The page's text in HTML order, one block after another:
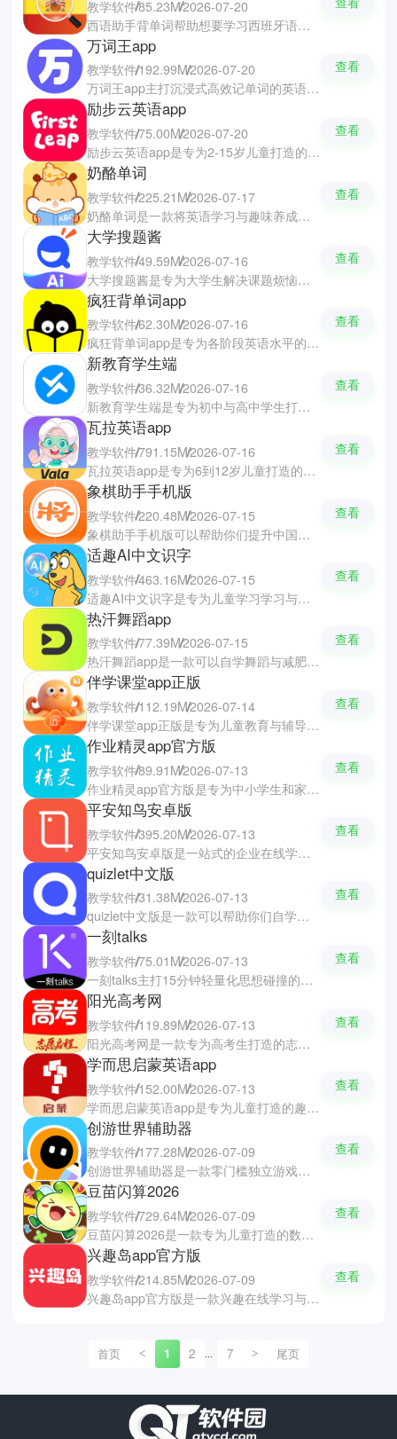
教学软件85.23M2026-07-20
西语助手背单词帮助想要学习西班牙语的朋友推荐的查词与辅助学习软件，让你们轻松的氛围中学会西班牙语。软件拥有海量的量词库、原声例句及图片解析，并支持完整的动词变位查询与反查功能。你们还可以通过拍照的方式来获取词句的翻译，并支持多端云同步功能，让你们切换手机也可以继续学习的进度，帮助你们突破西语学习的瓶颈。
万词王app
教学软件192.99M2026-07-20
万词王app主打沉浸式高效记单词的英语学习软件，覆盖从小学到四六级、考研、托福及雅思等全学段词库。软件首创好莱坞演员的真人视频领读与拆音节的标准发音，配合正版各大词典与智能AI跟读纠音，让你们提升听说读写的能力。软件还有原创的变级阅读与情景口语练习，帮助你们在真实语境中学习英语。
查看
励步云英语app
教学软件75.00M2026-07-20
励步云英语app是专为2-15岁儿童打造的英语学习与家校互动软件，让老师与家长可以随时掌握孩子的学习进展。软件拥有AI互动课堂、课后智能复习与美国经典分级的读本，结合动画特效与语音识别的方式，全面激发孩子对英语的学习兴趣。软件还提供可视化的学习成长轨迹，实现了老师与家长对于孩子情况的无缝沟通。
查看
奶酪单词
教学软件225.21M2026-07-17
奶酪单词是一款将英语学习与趣味养成完美融合的英语背单词软件，通过词根词缀和拆分释义帮你深度记忆单词。为了能获得奶酪来喂养可爱的仓鼠，每天需要完成当天的学习任务来获得金币购买奶酪与家具。软件涵盖了从小学到雅思托福的海量权威词库，并采用了科学的记忆法规划复习，让你们轻松养宠中悄悄提升英语水平。
查看
大学搜题酱
教学软件49.59M2026-07-16
大学搜题酱是专为大学生解决课题烦恼的查题与备考软件，覆盖大学各专业网课习题、教材书籍以及四六级、考研、考公等进阶考试资料。你们可以通过文字输入或扫码搜书等多种方式快速检索，AI将会给出详细解题步骤与考点分析的深度解析，让你们可以更好地掌握难题所需地知识点。软件还支持各类考试资料的免费下载与一键收藏，帮助你们轻松提高学习效率。
查看
疯狂背单词app
教学软件62.30M2026-07-16
疯狂背单词app是专为各阶段英语水平的高效背单词软件，让你们每日进步一点点的学习时间。软件拥有丰富的全品类词库，全面覆盖了小学生、初中生、高中生、大学生以及上班族等不同人群的学习需求。软件基于科学的艾宾浩斯遗忘曲线进行记忆规划，提供卡片模式、自主选词等灵活的学习玩法。你们只需要动动手指一键添加教程即可开启日积月累的词汇进阶之旅。
查看
新教育学生端
教学软件36.32M2026-07-16
新教育学生端是专为初中与高中学生打造的在线学习辅导软件，覆盖了初中与高中的全科知识要点。软件支持在线答题与各科作业统一查看，还配备了强大的智能错题本，帮助学生快速找出薄弱环节并进行针对性查漏补缺。软件拥有海量的名校真题与专项习题库，每一道题都配有详细的解析，深入剖析核心考点与中高考易错题型，让学生轻松攻克各科的难点。
查看
瓦拉英语app
教学软件791.15M2026-07-16
瓦拉英语app是专为6到12岁儿童打造的英语学习软件，融合了先进的AI技术与CBL情境学习法，将英语学习精妙地包装成奇幻星球的冒险闯关剧情。孩子可以在这里创建专属的虚拟角色，在沉浸式的故事演绎中自然进行听、说、读、写、语法及发音的全方位练习。软件还能对学习情况进行精准的分析，个性化定位薄弱点并自动开启针对性的提升，让孩子在有趣探索中悄悄打牢英语基础。
查看
象棋助手手机版
教学软件220.48M2026-07-15
象棋助手手机版可以帮助你们提升中国象棋棋力的辅助学习与智能打谱软件，完美实现了多平台云端互通，让你们能随时随地多端同步管理个人棋谱。软件拥有众多的棋谱资源与棋手数据库，让你们可以跟随棋手的思维与棋谱的逻辑进行学习，还可以上传专属棋局并调用先进引擎模拟对弈与拆解复盘，帮助你们迅速提升自己的棋艺水平。
查看
适趣AI中文识字
教学软件463.16M2026-07-15
适趣AI中文识字是专为儿童学习学习与自主阅读软件，让孩子在娱乐中爱上识字与学习。软件通过先测字后阅读的机制，精准测出孩子的识字量，并根据数据进行推荐包含0-10个生字的原创故事绘本。软件还有趣味找字游戏进行巩固，并结合艾宾浩斯遗忘曲线定制复习计划，实时量化孩子的阅读成长。
查看
热汗舞蹈app
教学软件77.39M2026-07-15
热汗舞蹈app是一款可以自学舞蹈与减肥运动的舞蹈健身软件，涵盖了尊巴舞、Hiphop、健美操、有氧运动以及针对腹肌、腿部等特定部位的专项减脂塑形课程。在这里你们只需要输入个人的相关数据，系统就能为你们量身定制专属的健身舞蹈课程计划。软件拥有海量高清的教学视频，让你们在家就能跟随节奏尽情摆动，在享受跳舞乐趣的同时实现高效燃脂与身体修复。
查看
伴学课堂app正版
教学软件112.19M2026-07-14
伴学课堂app正版是专为儿童教育与辅导学习的辅助软件，让家长可以时刻了解孩子的学习状况。软件搭载了多维度的学习测评功能，能精准分析出哪门学科的薄弱点，并提供拍照答疑和错题批改服务。软件还有海量的古诗词解读与释义教学资源，搭配趣味十足的多媒体课堂以及互动教学模式，能轻松满足日常启蒙和课业辅导需求。
查看
作业精灵app官方版
教学软件89.91M2026-07-13
作业精灵app官方版是专为中小学生和家长打造的学习辅导与作业管理软件，全面覆盖了小学、初中到高中的各学科教学内容。你们可以通过扫描条形码、书籍封面或二维码快速匹配找到详细的答案与深层步骤解析，让孩子可以快速了解与学习题目的所需的知识点。软件还具备错题自动整理与分析能，可以清晰了解到自己的薄弱点并针对加强，轻松攻克学习的难题。
查看
平安知鸟安卓版
教学软件395.20M2026-07-13
平安知鸟安卓版是一站式的企业在线学习培训软件，融合了AI技术与大数据分析能力，助力HR内训、企业经营与一线业务的高效开展。软件提供了直播、视频、图文和游戏化教学在内的丰富课程形式，打造个性化的成长路径。软件具备AI智能话术陪练和在线测评模考，能有效模拟多元深度业务场景，帮助员工利用碎片化时间活学活用。
查看
quizlet中文版
教学软件31.38M2026-07-13
quizlet中文版是一款可以帮助你们自学英语的知识卡片与高效记忆学习软件，以闪卡学习模式为核心，涵盖了外语词汇、生物、化学以及雅思、托福、GRE等各类标准化考试的丰富课程内容。你们可以根据自身需求轻松创建专属的个性化学习集，还能直接复用海量开源的现成闪卡。软件融入了单词配对消消乐等趣味游戏化设计，彻底告别了枯燥的背诵。
查看
一刻talks
教学软件75.01M2026-07-13
一刻talks主打15分钟轻量化思想碰撞的优质演讲分享软件，汇聚了超过4000位来自商界、科技、人文及艺术等核心领域的行业领袖与实干先锋。软件以高品质的TED模式演讲、深度人物访谈、纪实影像和线上直播为核心，让你们普及当下热门话题，将复杂的抽象概念转化为极具视觉感染力的知识干货。软件还设有话题互动社区，可以评论的方式与大咖直接互动，提升思维的新认知。
查看
阳光高考网
教学软件119.89M2026-07-13
阳光高考网是一款专为高考生打造的志愿填报一站式辅助学习软件，针对全国各省市的志愿填报规则进行全面深度适配。软件具备招生政策实时查询、海量高校及专业精准检索等功能，根据考生的分数、兴趣以及MBTI特质测评，结合未来的就业方向为考生推荐匹配的院校与专业向导，有效规避滑档与退档的风险。
查看
学而思启蒙英语app
教学软件152.00M2026-07-13
学而思启蒙英语app是专为儿童打造的趣味互动与启蒙学习软件，涵盖了思维提升、语言表达、综合素养等多学科启蒙内容。软件采用了趣味沉浸式动画和多感官情景互动相结合的方式，让枯燥的知识变得生动有趣，有效提升孩子学习的专注力与兴趣。软件支持短时高频的自主学习模式，每天只需15分钟就能够拓展孩子的学科思维，还能跟踪学习进度并生成报告，方便家长随时掌握孩子的学习成果。
查看
创游世界辅助器
教学软件177.28M2026-07-09
创游世界辅助器是一款零门槛独立游戏创作与社交软件，让你们通过直观的积木式可视化逻辑编辑和多功能动画画板，就能随心所欲地绘制个人原创角色、编辑关卡机关、自定义游戏UI与音效。软件拥有极其庞大且支持共享的云端素材库，支持多人线上组队分工协作、共同打磨创意。软件还设有活跃的互动交流社区，你们可以一键发布并分享完成的作品，快速落地并圆自己的游戏制作梦。
查看
豆苗闪算2026
教学软件729.64M2026-07-09
豆苗闪算2026是一款专为儿童打造的数学算术与心算学习软件，让孩子在玩乐中轻松掌握珠心算知识。软件将趣味动漫和游戏融入到日常练习中，覆盖不同年龄阶段的学习需求，甚至包含比赛级的深入内容。软件拥有10种主流教学口诀顺序，并能通过学习进行能分析，帮助孩子精准捕捉薄弱点，提供一对一的定制化教学方案。
查看
兴趣岛app官方版
教学软件214.85M2026-07-09
兴趣岛app官方版是一款兴趣在线学习与互动交流软件，汇聚了摄影、瑜伽、营养、养生、唱歌、钢琴、八段锦等30多门主流名师视频课程，满足你们对于精神成长与智慧生活的追求。你们可以选择自己感兴趣课程后开始学习，并支持视频下载离线播放，可以重复观看来学习进步。软件还设有满活力的同好交流社区，可以一起打卡与分享心得。
查看
首页 < 1 2 ... 7 > 尾页